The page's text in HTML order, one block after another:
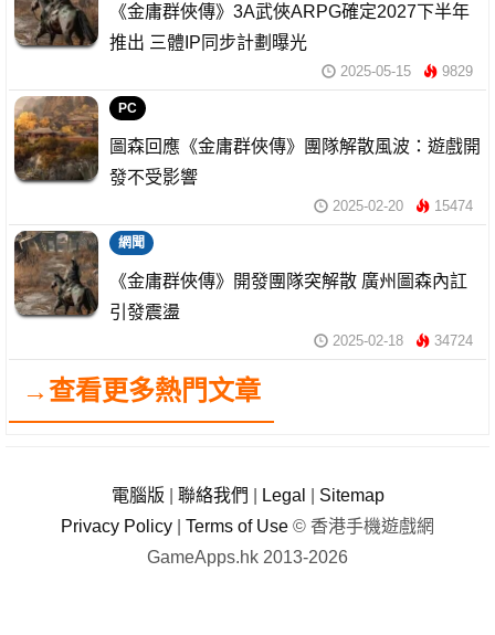
《金庸群俠傳》3A武俠ARPG確定2027下半年
推出 三體IP同步計劃曝光
2025-05-15 9829
PC
圖森回應《金庸群俠傳》團隊解散風波：遊戲開
發不受影響
2025-02-20 15474
網聞
《金庸群俠傳》開發團隊突解散 廣州圖森內訌
引發震盪
2025-02-18 34724
→查看更多熱門文章
電腦版 聯絡我們 Legal
Sitemap
Privacy Policy
Terms of Use © 香港手機遊戲網
GameApps.hk 2013-2026